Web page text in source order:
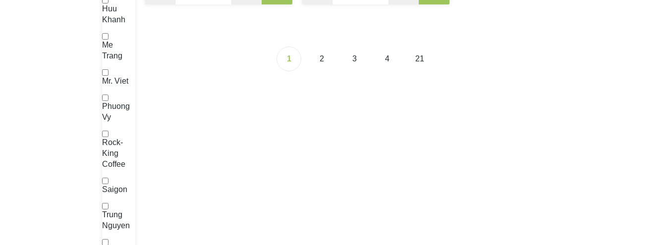
Huu
Khanh
Me
Trang
Mr. Viet
Phuong
Vy
Rock-
King
Coffee
Saigon
Trung
Nguyen
1 2 3 4 21